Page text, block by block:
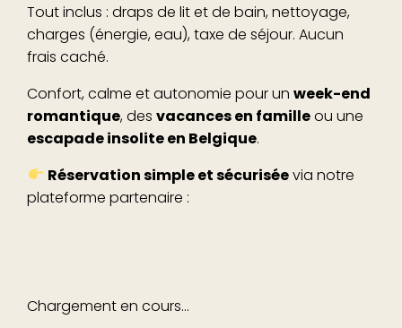
Tout inclus : draps de lit et de bain, nettoyage,
charges (énergie, eau), taxe de séjour. Aucun
frais caché.
Confort, calme et autonomie pour unweek-end
romantique, desvacances en familleou une
escapade insolite en Belgique.
Réservation simple et sécuriséevia notre
plateforme partenaire :
Chargement en cours…